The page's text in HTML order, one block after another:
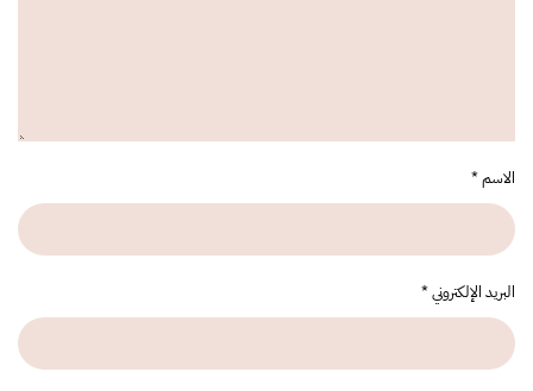
الاسم*
البريد الإلكتروني*